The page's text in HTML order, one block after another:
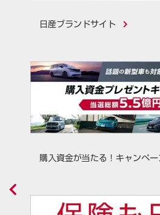
日産ブランドサイト
購入資金が当たる！キャンペー